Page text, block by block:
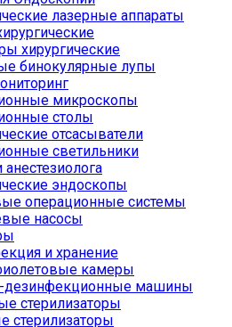
лазерные аппараты
хирургические
бинокулярные лупы
микроскопы
столы
отсасыватели
светильники
анестезиолога
эндоскопы
операционные системы
насосы
и хранение
камеры
дезинфекционные машины
стерилизаторы
стерилизаторы